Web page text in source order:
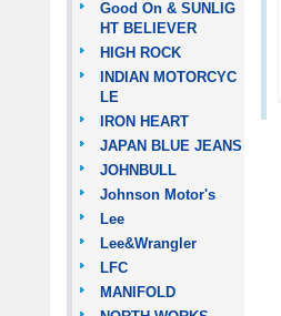
Good On & SUNLIG
HT BELIEVER
HIGH ROCK
INDIAN MOTORCYC
LE
IRON HEART
JAPAN BLUE JEANS
JOHNBULL
Johnson Motor's
Lee
Lee&Wrangler
LFC
MANIFOLD